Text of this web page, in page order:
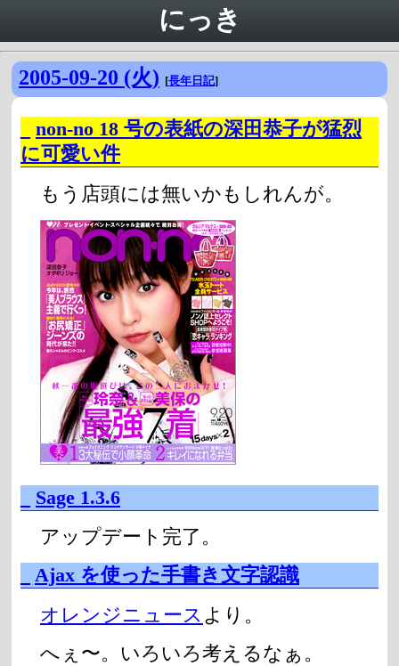
にっき
2005-09-20 (火) [長年日記]
non-no 18 号の表紙の深田恭子が猛烈
に可愛い件
もう店頭には無いかもしれんが。
Sage 1.3.6
アップデート完了。
Ajax を使った手書き文字認識
オレンジニュース より。
へぇ〜。いろいろ考えるなぁ。